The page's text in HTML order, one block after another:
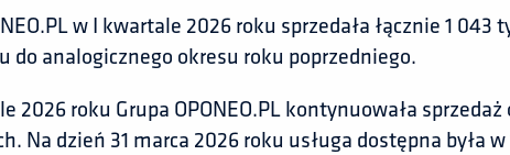
w I kwartale 2026 roku sprzedała łącznie 1
do analogicznego okresu roku poprzedniego.
2026 roku Grupa OPONEO.PL kontynuowała
Na dzień 31 marca 2026 roku usługa dostępna była